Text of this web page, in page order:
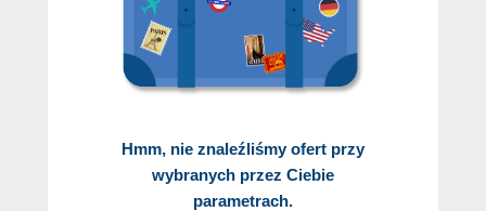
Hmm, nie znaleźliśmy ofert przy
wybranych przez Ciebie
parametrach.